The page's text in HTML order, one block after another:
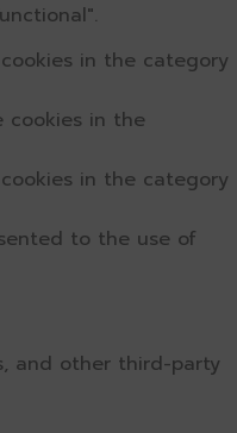
in the category
cookies in the
in the category
to the use of
and other third-party